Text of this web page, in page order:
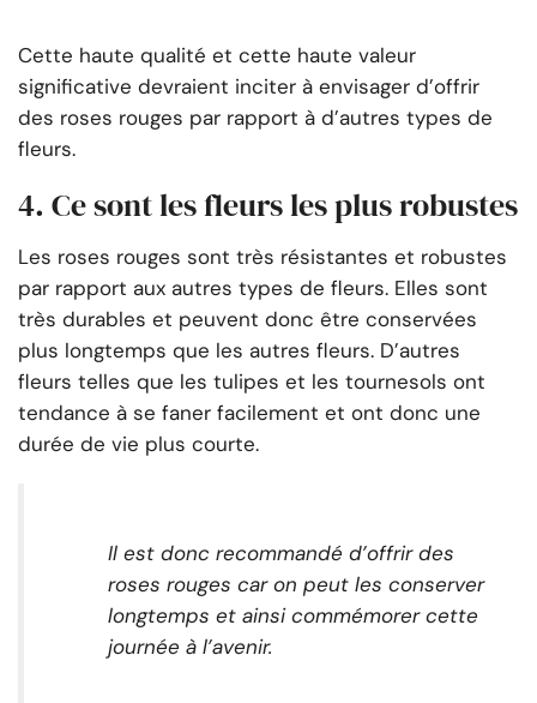
Cette haute qualité et cette haute valeur
significative devraient inciter à envisager d’offrir
des roses rouges par rapport à d’autres types de
fleurs.
4. Ce sont les fleurs les plus robustes
Les roses rouges sont très résistantes et robustes
par rapport aux autres types de fleurs. Elles sont
très durables et peuvent donc être conservées
plus longtemps que les autres fleurs. D’autres
fleurs telles que les tulipes et les tournesols ont
tendance à se faner facilement et ont donc une
durée de vie plus courte.
Il est donc recommandé d’offrir des
roses rouges car on peut les conserver
longtemps et ainsi commémorer cette
journée à l’avenir.